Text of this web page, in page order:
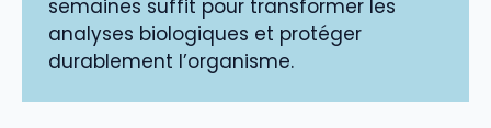
semaines suffit pour transformer les
analyses biologiques et protéger
durablement l’organisme.